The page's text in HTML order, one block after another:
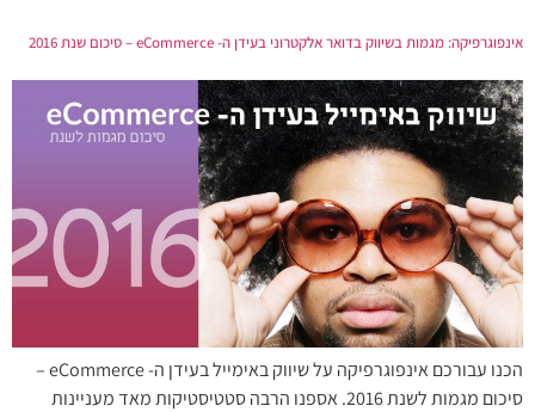
אינפוגרפיקה: מגמות בשיווק בדואר אלקטרוני בעידן ה- eCommerce – סיכום שנת 2016
הכנו עבורכם אינפוגרפיקה על שיווק באימייל בעידן ה- eCommerce –
סיכום מגמות לשנת 2016. אספנו הרבה סטטיסטיקות מאד מעניינות